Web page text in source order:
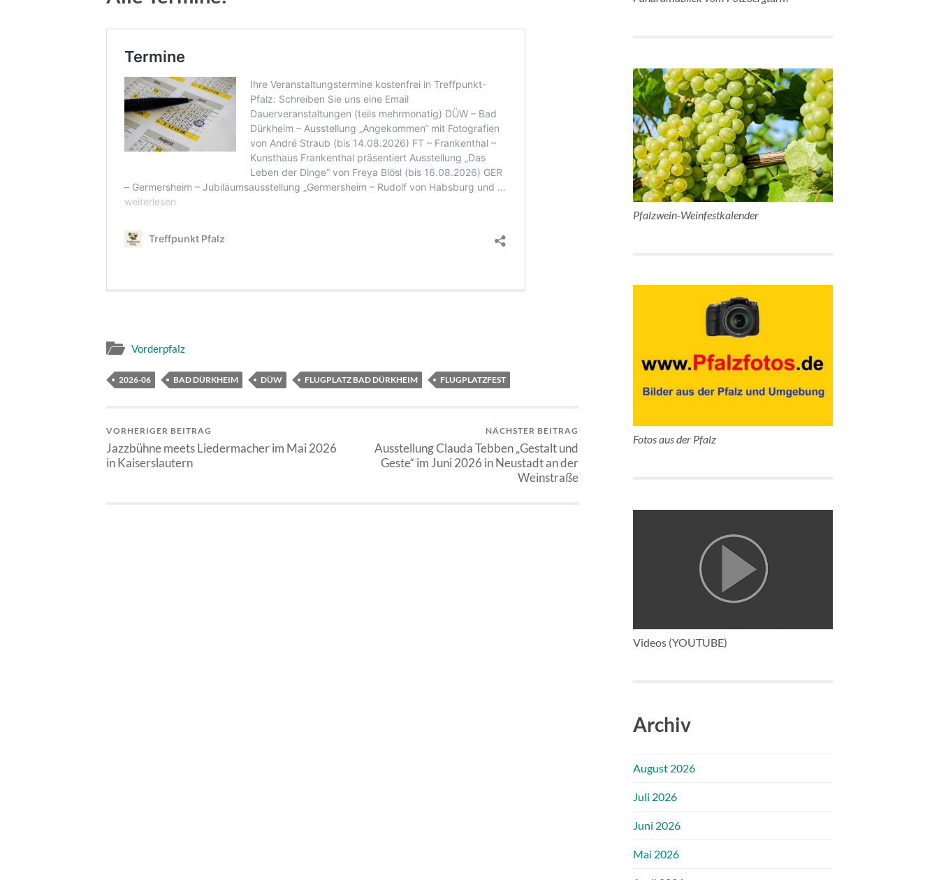
Vorderpfalz
2026-06 BAD DÜRKHEIM DÜW FLUGPLATZ BAD DÜRKHEIM FLUGPLATZFEST
VORHERIGER BEITRAG
Jazzbühne meets Liedermacher im Mai 2026
in Kaiserslautern
NÄCHSTER BEITRAG
Ausstellung Clauda Tebben „Gestalt und
Geste“ im Juni 2026 in Neustadt an der
Weinstraße
Pfalzwein-Weinfestkalender
Fotos aus der Pfalz
Videos (YOUTUBE)
Archiv
August 2026
Juli 2026
Juni 2026
Mai 2026